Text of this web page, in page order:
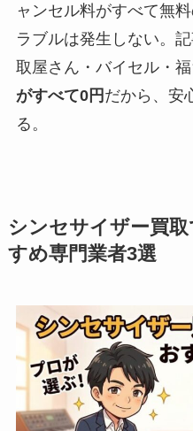
ャンセル料がすべて無
ラブルは発生しない。
取屋さん・バイセル・
がすべて0円 だから、安
る。
シンセサイザー買
すめ専門業者3選